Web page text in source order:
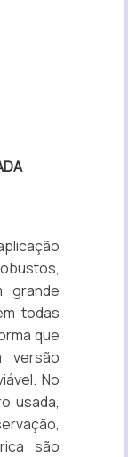
grande
todas
que
versão
No
usada,
são